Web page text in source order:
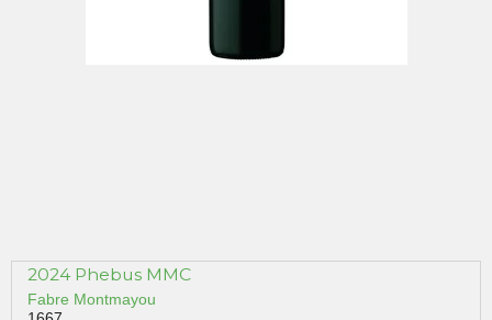
2024 Phebus MMC
Fabre Montmayou